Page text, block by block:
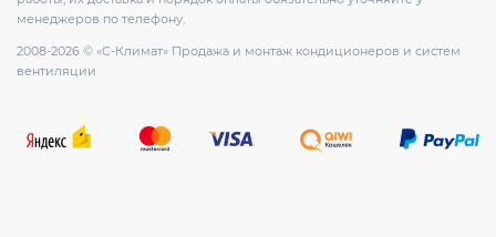
менеджеров по телефону.
2008-2026 © «С-Климат» Продажа и монтаж кондиционеров и систем
вентиляции